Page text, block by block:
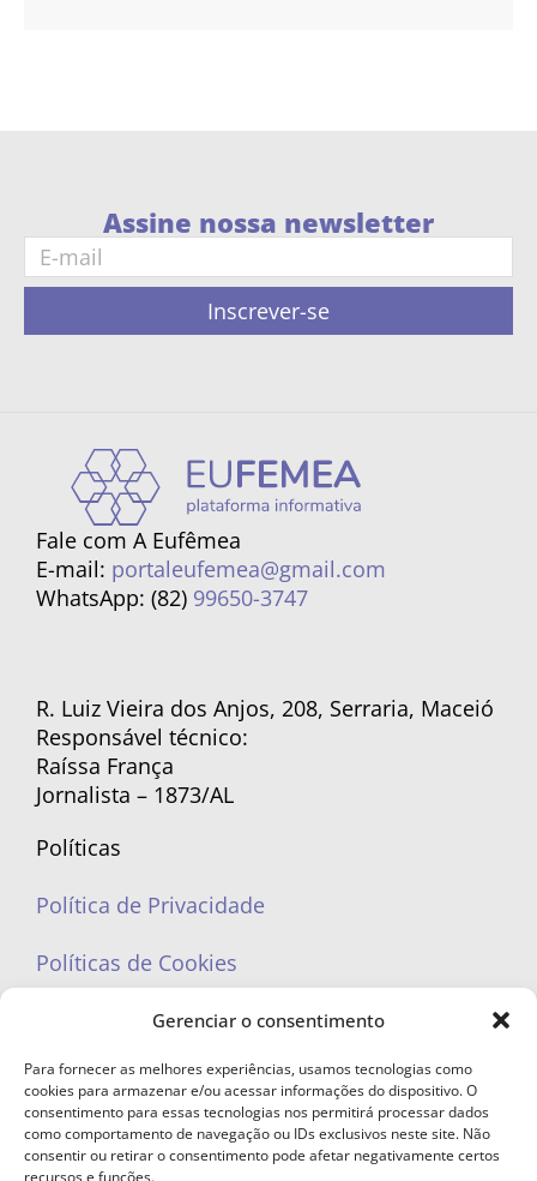
Gerenciar o consentimento
Para fornecer as melhores experiências, usamos tecnologias como
cookies para armazenar e/ou acessar informações do dispositivo. O
consentimento para essas tecnologias nos permitirá processar dados
como comportamento de navegação ou IDs exclusivos neste site. Não
consentir ou retirar o consentimento pode afetar negativamente certos
recursos e funções.
Assine nossa newsletter
Inscrever-se
Fale com A Eufêmea
E-mail: portaleufemea@gmail.com
WhatsApp: (82) 99650-3747
R. Luiz Vieira dos Anjos, 208, Serraria, Maceió
Responsável técnico:
Raíssa França
Jornalista – 1873/AL
Políticas
Política de Privacidade
Políticas de Cookies
portaleufemea@gmail.com